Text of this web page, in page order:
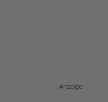
Anzeige